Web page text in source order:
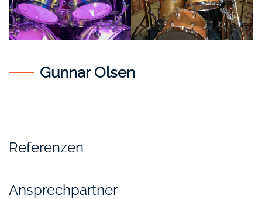
Gunnar Olsen
Referenzen
Ansprechpartner